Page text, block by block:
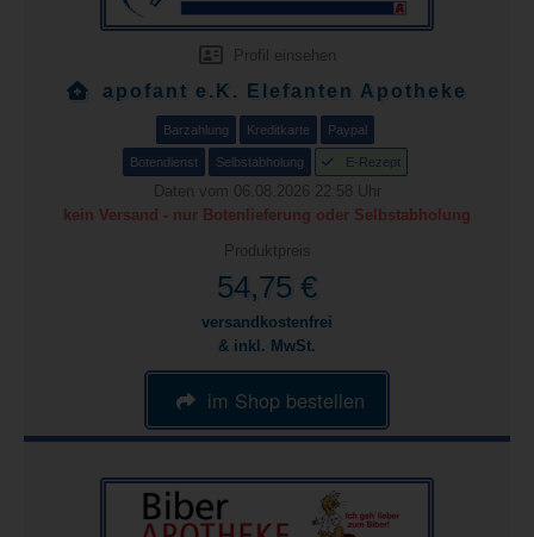
Profil einsehen
apofant e.K. Elefanten Apotheke
Barzahlung Kreditkarte Paypal
Botendienst Selbstabholung E-Rezept
Daten vom 06.08.2026 22:58 Uhr
kein Versand - nur Botenlieferung oder Selbstabholung
Produktpreis
54,75 €
versandkostenfrei
& inkl. MwSt.
im Shop bestellen